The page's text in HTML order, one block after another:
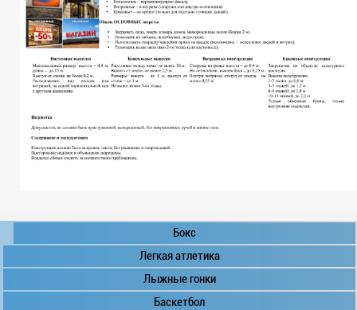
Бокс
Легкая атлетика
Лыжные гонки
Баскетбол